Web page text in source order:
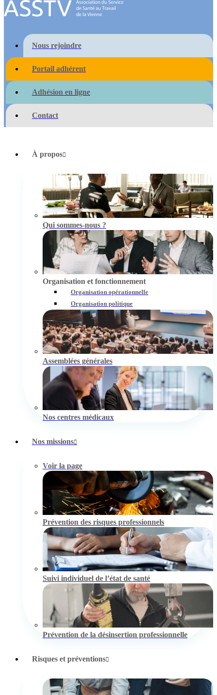
Nous rejoindre
Portail adhérent
Adhésion en ligne
Contact
À propos
Qui sommes-nous ?
Organisation et fonctionnement
Organisation opérationnelle
Organisation politique
Assemblées générales
Nos centres médicaux
Nos missions
Voir la page
Prévention des risques professionnels
Suivi individuel de l’état de santé
Prévention de la désinsertion professionnelle
Risques et préventions